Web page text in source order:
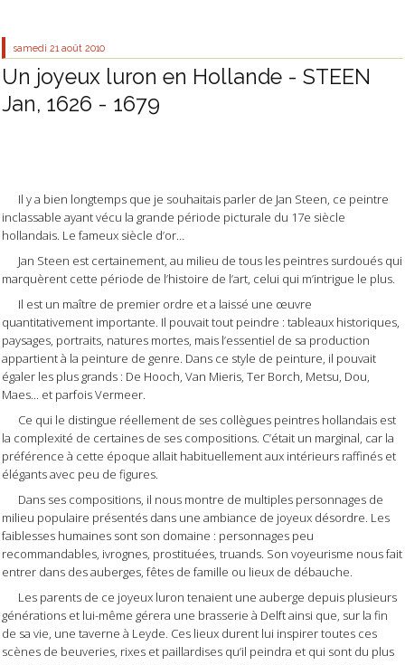
samedi 21 août 2010
Un joyeux luron en Hollande - STEEN
Jan, 1626 - 1679
Il y a bien longtemps que je souhaitais parler de Jan Steen, ce peintre
inclassable ayant vécu la grande période picturale du 17e siècle
hollandais. Le fameux siècle d’or…
Jan Steen est certainement, au milieu de tous les peintres surdoués qui
marquèrent cette période de l’histoire de l’art, celui qui m’intrigue le plus.
Il est un maître de premier ordre et a laissé une œuvre
quantitativement importante. Il pouvait tout peindre : tableaux historiques,
paysages, portraits, natures mortes, mais l’essentiel de sa production
appartient à la peinture de genre. Dans ce style de peinture, il pouvait
égaler les plus grands : De Hooch, Van Mieris, Ter Borch, Metsu, Dou,
Maes... et parfois Vermeer.
Ce qui le distingue réellement de ses collègues peintres hollandais est
la complexité de certaines de ses compositions. C’était un marginal, car la
préférence à cette époque allait habituellement aux intérieurs raffinés et
élégants avec peu de figures.
Dans ses compositions, il nous montre de multiples personnages de
milieu populaire présentés dans une ambiance de joyeux désordre. Les
faiblesses humaines sont son domaine : personnages peu
recommandables, ivrognes, prostituées, truands. Son voyeurisme nous fait
entrer dans des auberges, fêtes de famille ou lieux de débauche.
Les parents de ce joyeux luron tenaient une auberge depuis plusieurs
générations et lui-même gérera une brasserie à Delft ainsi que, sur la fin
de sa vie, une taverne à Leyde. Ces lieux durent lui inspirer toutes ces
scènes de beuveries, rixes et paillardises qu’il peindra et qui sont du plus